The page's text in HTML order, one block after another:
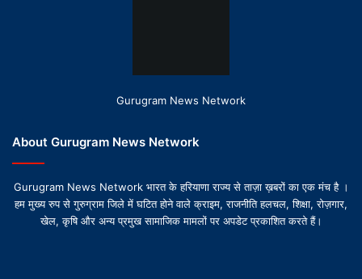
Gurugram News Network
About Gurugram News Network
Gurugram News Network भारत के हरियाणा राज्य से ताज़ा ख़बरों का एक मंच है ।
हम मुख्य रुप से गुरुग्राम जिले में घटित होने वाले क्राइम, राजनीति हलचल, शिक्षा, रोज़गार,
खेल, कृषि और अन्य प्रमुख सामाजिक मामलों पर अपडेट प्रकाशित करते हैं।